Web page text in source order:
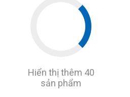
Hiển thị thêm 40
sản phẩm